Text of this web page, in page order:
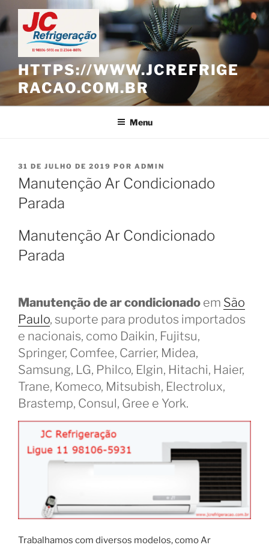
Pular
para
o
conteúdo
HTTPS://WWW.JCREFRIGE
RACAO.COM.BR
Menu
PUBLICADO
EM
31 DE JULHO DE 2019 POR ADMIN
Manutenção Ar Condicionado
Parada
Manutenção Ar Condicionado
Parada
Manutenção de ar condicionado em São
Paulo, suporte para produtos importados
e nacionais, como Daikin, Fujitsu,
Springer, Comfee, Carrier, Midea,
Samsung, LG, Philco, Elgin, Hitachi, Haier,
Trane, Komeco, Mitsubish, Electrolux,
Brastemp, Consul, Gree e York.
Trabalhamos com diversos modelos, como Ar